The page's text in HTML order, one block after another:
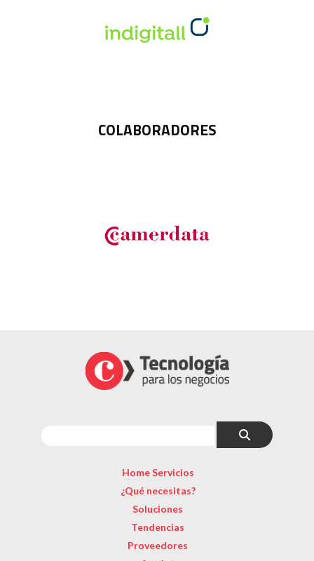
COLABORADORES
Home Servicios
¿Qué necesitas?
Soluciones
Tendencias
Proveedores